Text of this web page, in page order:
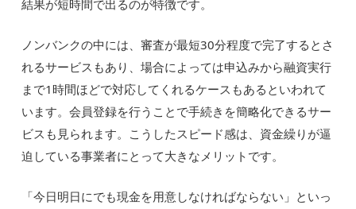
結果が短時間で出るのが特徴です。
ノンバンクの中には、審査が最短30分程度で完了するとさ
れるサービスもあり、場合によっては申込みから融資実行
まで1時間ほどで対応してくれるケースもあるといわれて
います。会員登録を行うことで手続きを簡略化できるサー
ビスも見られます。こうしたスピード感は、資金繰りが逼
迫している事業者にとって大きなメリットです。
「今日明日にでも現金を用意しなければならない」といっ